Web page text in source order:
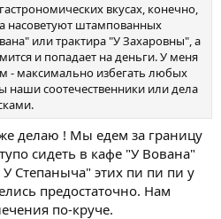
вкусах, конечно,
насоветуют штампованных
или трактира "У Захаровны", а
и попадает на деньги. У меня
- максимально избегать любых
наши соотечественники или дела
делаю ! Мы едем за границу
сидеть в кафе "У Вована"
Степаныча" этих пи пи пи у
предостаточно. Нам
по-круче.